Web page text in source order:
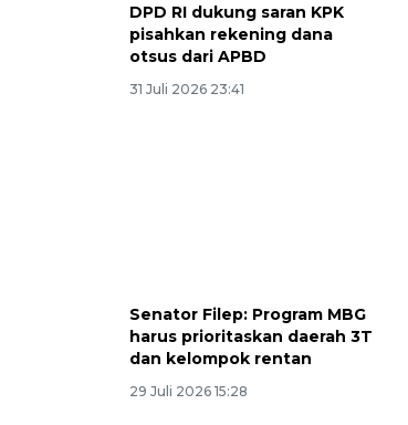
DPD RI dukung saran KPK
pisahkan rekening dana
otsus dari APBD
31 Juli 2026 23:41
Senator Filep: Program MBG
harus prioritaskan daerah 3T
dan kelompok rentan
29 Juli 2026 15:28